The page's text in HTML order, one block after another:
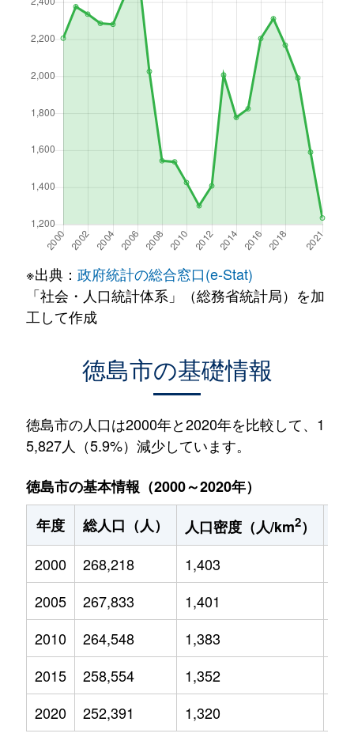
※出典： 政府統計の総合窓口(e-Stat)
「社会・人口統計体系」（総務省統計局）を加
工して作成
徳島市の基礎情報
徳島市の人口は2000年と2020年を比較して、1
5,827人（5.9%）減少しています。
徳島市の基本情報（2000～2020年）
年度
総人口（人） 人口密度（人/km2）
2000
268,218 1,403
2005
267,833 1,401
2010
264,548 1,383
2015
258,554 1,352
2020
252,391 1,320